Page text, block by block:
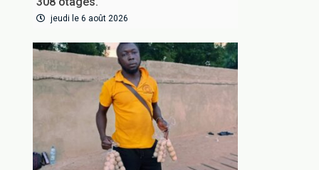
jeudi le 6 août 2026